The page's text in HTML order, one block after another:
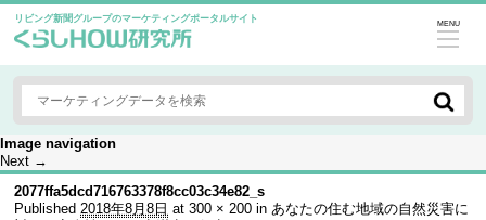
リビング新聞グループのマーケティングポータルサイト MENU
Image navigation
Next →
2077ffa5dcd716763378f8cc03c34e82_s
Published2018年8月8日 at300 × 200 inあなたの住む地域の自然災害に